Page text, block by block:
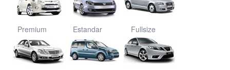
Premium Estandar Fullsize